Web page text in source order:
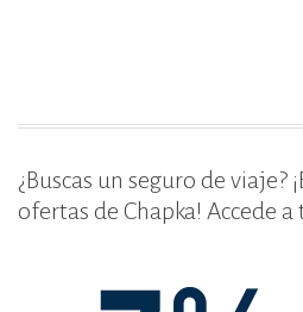
¿Buscas un seguro de viaje?
ofertas de Chapka! Accede